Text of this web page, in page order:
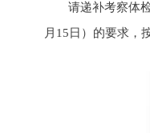
请递补考察体
月15日）的要求，